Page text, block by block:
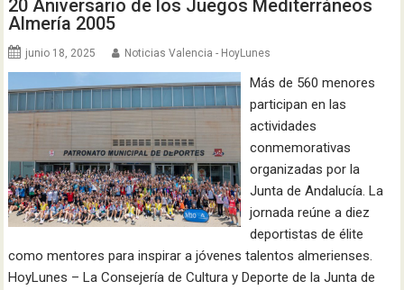
20 Aniversario de los Juegos Mediterráneos
Almería 2005
junio 18, 2025 Noticias Valencia - HoyLunes
Más de 560 menores
participan en las
actividades
conmemorativas
organizadas por la
Junta de Andalucía. La
jornada reúne a diez
deportistas de élite
como mentores para inspirar a jóvenes talentos almerienses.
HoyLunes – La Consejería de Cultura y Deporte de la Junta de